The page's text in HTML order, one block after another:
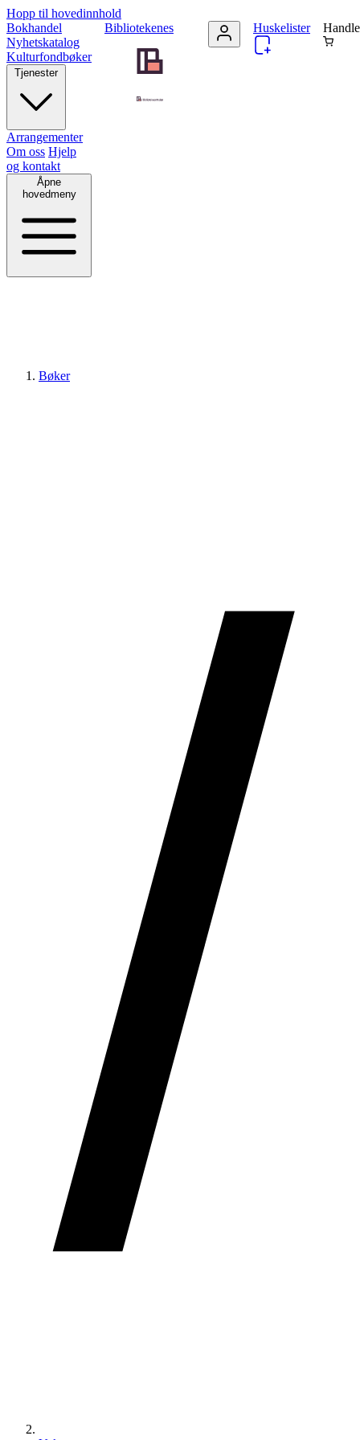
Hopp til hovedinnhold
Bibliotekenes
Bokhandel
Nyhetskatalog
Kulturfondbøker
Tjenester
Arrangementer
Om oss Hjelp
og kontakt
Åpne
hovedmeny
Huskelister
Bøker